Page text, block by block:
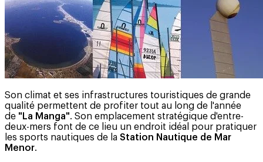
Son climat et ses infrastructures touristiques de grande
qualité permettent de profiter tout au long de l'année
de "La Manga". Son emplacement stratégique d'entre-
deux-mers font de ce lieu un endroit idéal pour pratiquer
les sports nautiques de la Station Nautique de Mar
Menor.